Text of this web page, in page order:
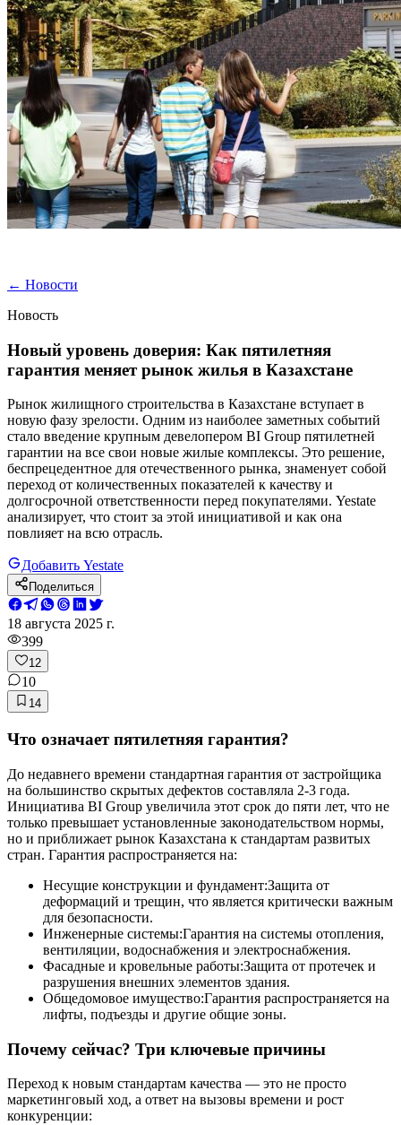
← Новости
Новость
Новый уровень доверия: Как пятилетняя
гарантия меняет рынок жилья в Казахстане
Рынок жилищного строительства в Казахстане вступает в
новую фазу зрелости. Одним из наиболее заметных событий
стало введение крупным девелопером BI Group пятилетней
гарантии на все свои новые жилые комплексы. Это решение,
беспрецедентное для отечественного рынка, знаменует собой
переход от количественных показателей к качеству и
долгосрочной ответственности перед покупателями. Yestate
анализирует, что стоит за этой инициативой и как она
повлияет на всю отрасль.
Добавить Yestate
Поделиться
18 августа 2025 г.
399
12
10
14
Что означает пятилетняя гарантия?
До недавнего времени стандартная гарантия от застройщика
на большинство скрытых дефектов составляла 2-3 года.
Инициатива BI Group увеличила этот срок до пяти лет, что не
только превышает установленные законодательством нормы,
но и приближает рынок Казахстана к стандартам развитых
стран. Гарантия распространяется на:
Несущие конструкции и фундамент:Защита от
деформаций и трещин, что является критически важным
для безопасности.
Инженерные системы:Гарантия на системы отопления,
вентиляции, водоснабжения и электроснабжения.
Фасадные и кровельные работы:Защита от протечек и
разрушения внешних элементов здания.
Общедомовое имущество:Гарантия распространяется на
лифты, подъезды и другие общие зоны.
Почему сейчас? Три ключевые причины
Переход к новым стандартам качества — это не просто
маркетинговый ход, а ответ на вызовы времени и рост
конкуренции: